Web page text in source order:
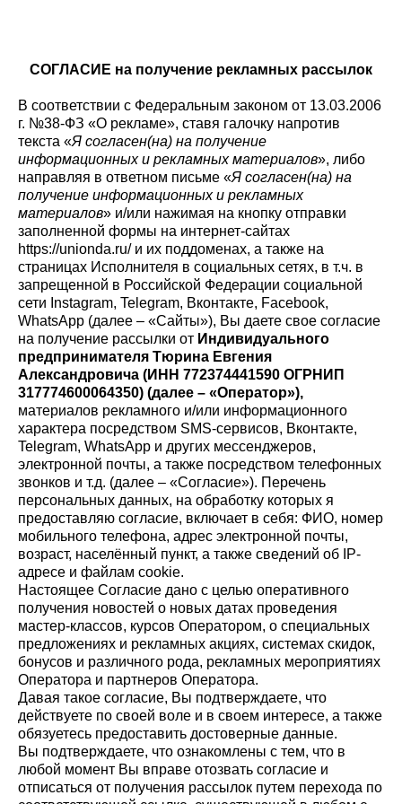
СОГЛАСИЕ на получение рекламных рассылок
В соответствии с Федеральным законом от 13.03.2006
г. №38-ФЗ «О рекламе», ставя галочку напротив
текста «Я согласен(на) на получение
информационных и рекламных материалов», либо
направляя в ответном письме «Я согласен(на) на
получение информационных и рекламных
материалов» и/или нажимая на кнопку отправки
заполненной формы на интернет-сайтах
https://unionda.ru/ и их поддоменах, а также на
страницах Исполнителя в социальных сетях, в т.ч. в
запрещенной в Российской Федерации социальной
сети Instagram, Telegram, Вконтакте, Facebook,
WhatsApp (далее – «Сайты»), Вы даете свое согласие
на получение рассылки от Индивидуального
предпринимателя Тюрина Евгения
Александровича (ИНН 772374441590 ОГРНИП
317774600064350) (далее – «Оператор»),
материалов рекламного и/или информационного
характера посредством SMS-сервисов, Вконтакте,
Telegram, WhatsApp и других мессенджеров,
электронной почты, а также посредством телефонных
звонков и т.д. (далее – «Согласие»). Перечень
персональных данных, на обработку которых я
предоставляю согласие, включает в себя: ФИО, номер
мобильного телефона, адрес электронной почты,
возраст, населённый пункт, а также сведений об IP-
адресе и файлам cookie.
Настоящее Согласие дано с целью оперативного
получения новостей о новых датах проведения
мастер-классов, курсов Оператором, о специальных
предложениях и рекламных акциях, системах скидок,
бонусов и различного рода, рекламных мероприятиях
Оператора и партнеров Оператора.
Давая такое согласие, Вы подтверждаете, что
действуете по своей воле и в своем интересе, а также
обязуетесь предоставить достоверные данные.
Вы подтверждаете, что ознакомлены с тем, что в
любой момент Вы вправе отозвать согласие и
отписаться от получения рассылок путем перехода по